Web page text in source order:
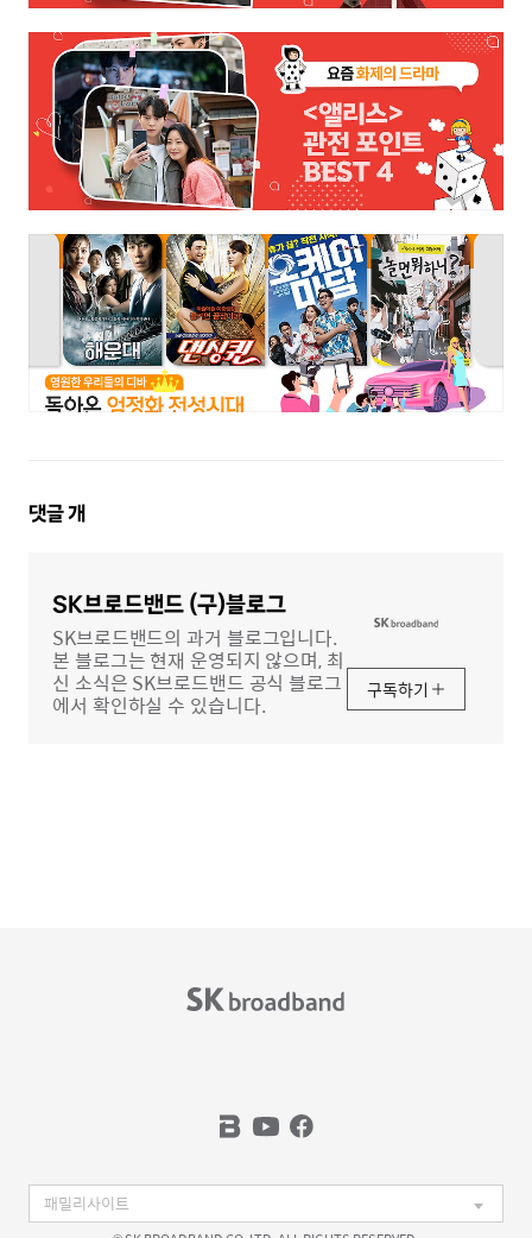
댓
댓글개
SK브로드밴드 (구)블로그
SK브로드밴드의 과거 블로그입니다.
본 블로그는 현재 운영되지 않으며, 최
신 소식은 SK브로드밴드 공식 블로그
에서 확인하실 수 있습니다.
구독하기